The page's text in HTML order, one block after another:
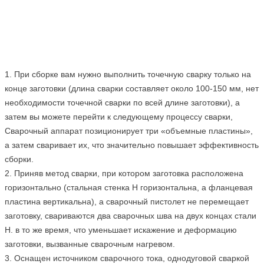
1. При сборке вам нужно выполнить точечную сварку только на
конце заготовки (длина сварки составляет около 100-150 мм, нет
необходимости точечной сварки по всей длине заготовки), а
затем вы можете перейти к следующему процессу сварки,
Сварочный аппарат позиционирует три «объемные пластины»,
а затем сваривает их, что значительно повышает эффективность
сборки.
2. Приняв метод сварки, при котором заготовка расположена
горизонтально (стальная стенка H горизонтальна, а фланцевая
пластина вертикальна), а сварочный пистолет не перемещает
заготовку, свариваются два сварочных шва на двух концах стали
H. в то же время, что уменьшает искажение и деформацию
заготовки, вызванные сварочным нагревом.
3. Оснащен источником сварочного тока, однодуговой сваркой